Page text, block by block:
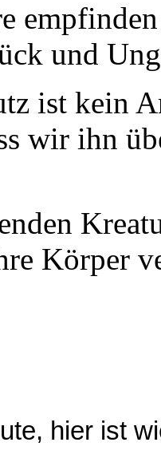
und
ist kein
wir ihn
Körper
hier ist